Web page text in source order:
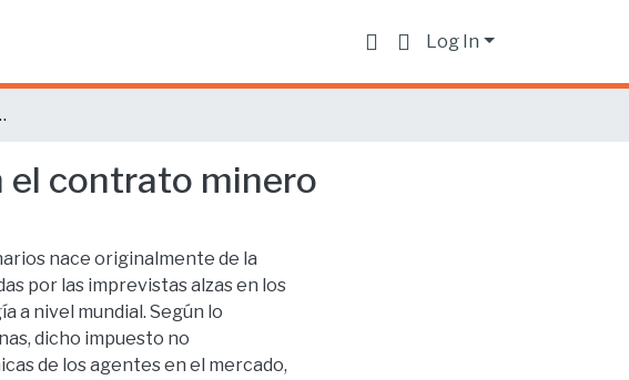
Log In
el contrato minero
el contrato minero
nace originalmente de la
por las imprevistas alzas en los
a nivel mundial. Según lo
dicho impuesto no
de los agentes en el mercado,